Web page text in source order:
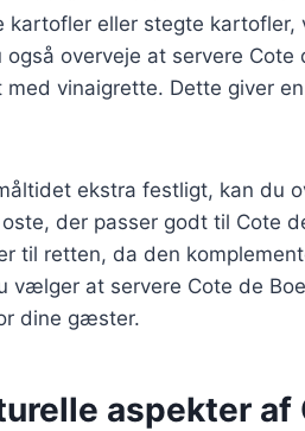
kartofler eller stegte
overveje at servere
vinaigrette. Dette giver
ekstra festligt, kan du
der passer godt til Cote
til retten, da den
vælger at servere Cote de
dine gæster.
aspekter af